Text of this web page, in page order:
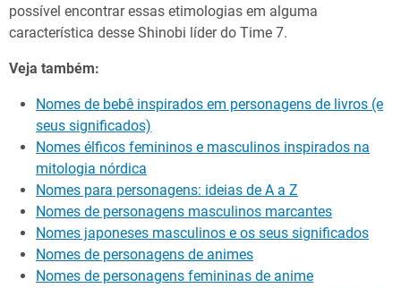
possível encontrar essas etimologias em alguma
característica desse Shinobi líder do Time 7.
Veja também:
Nomes de bebê inspirados em personagens de livros (e
seus significados)
Nomes élficos femininos e masculinos inspirados na
mitologia nórdica
Nomes para personagens: ideias de A a Z
Nomes de personagens masculinos marcantes
Nomes japoneses masculinos e os seus significados
Nomes de personagens de animes
Nomes de personagens femininas de anime